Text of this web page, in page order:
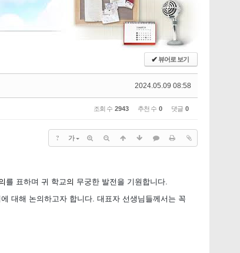
✔뷰어로 보기
2024.05.09 08:58
조회 수 2943 추천 수 0 댓글 0
? 가
를 표하며 귀 학교의 무궁한 발전을 기원합니다.
대해 논의하고자 합니다. 대표자 선생님들께서는 꼭